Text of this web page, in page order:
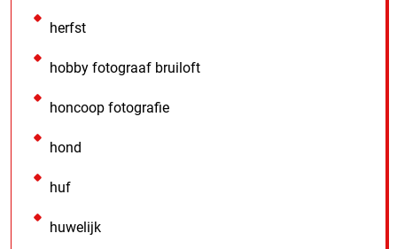
herfst
hobby fotograaf bruiloft
honcoop fotografie
hond
huf
huwelijk